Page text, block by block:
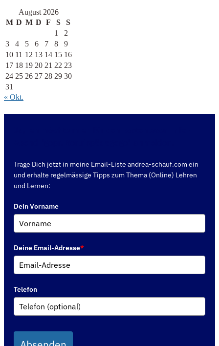
August 2026
M D M D F S
S
1
2
3
4 5 6 7 8
9
10 11 12 13 14 15 16
17 18 19 20 21 22 23
24 25 26 27 28 29 30
31
« Okt.
Trage Dich jetzt in meine Email-Liste andrea-schauf.com ein
und erhalte regelmässige Tipps zum Thema (Online) Lehren
und Lernen:
Dein Vorname
Deine Email-Adresse*
Telefon